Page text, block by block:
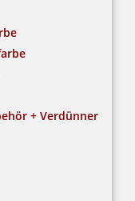
+ Verdünner